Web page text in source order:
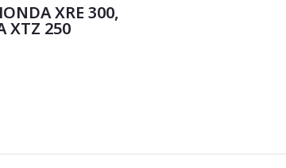
XRE 300,
XTZ 250